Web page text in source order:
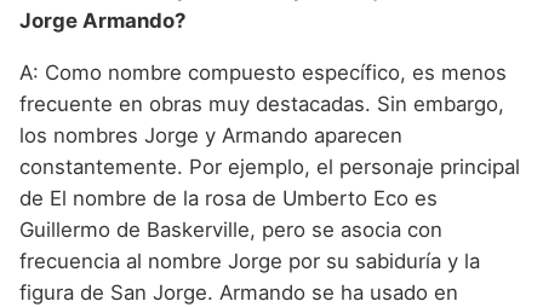
Jorge Armando?
A: Como nombre compuesto específico, es menos
frecuente en obras muy destacadas. Sin embargo,
los nombres Jorge y Armando aparecen
constantemente. Por ejemplo, el personaje principal
de El nombre de la rosa de Umberto Eco es
Guillermo de Baskerville, pero se asocia con
frecuencia al nombre Jorge por su sabiduría y la
figura de San Jorge. Armando se ha usado en